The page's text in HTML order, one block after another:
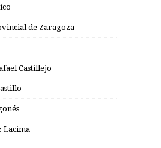
de Zaragoza
Castillejo
Lacima